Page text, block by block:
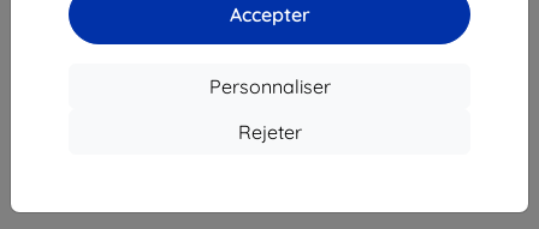
Accepter
Personnaliser
Rejeter
Contacts